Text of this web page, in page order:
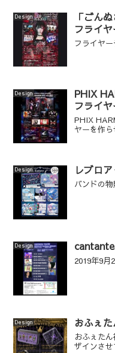
Design
「ごん
フライ
フライヤ
Design
PHIX
フライ
PHIX
ヤーを作
Design レブロ
バンドの物
Design
2019年9月
Design おふぇ
おふぇた
ザインさせ